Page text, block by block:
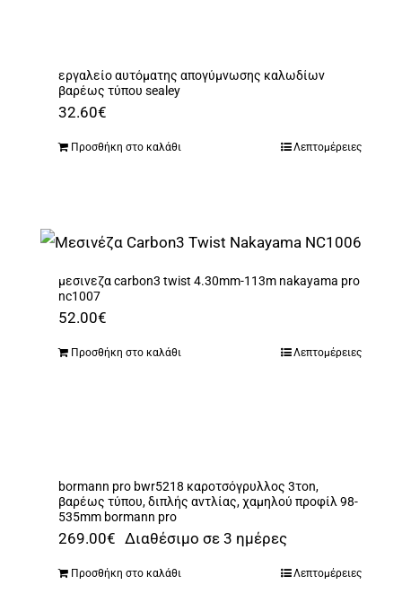
εργαλείο αυτόματης απογύμνωσης καλωδίων
βαρέως τύπου sealey
32.60€
Προσθήκη στο καλάθι Λεπτομέρειες
μεσινεζα carbon3 twist 4.30mm-113m nakayama pro
nc1007
52.00€
Προσθήκη στο καλάθι Λεπτομέρειες
bormann pro bwr5218 καροτσόγρυλλος 3τon,
βαρέως τύπου, διπλής αντλίας, χαμηλού προφίλ 98-
535mm bormann pro
269.00€ Διαθέσιμο σε 3 ημέρες
Προσθήκη στο καλάθι Λεπτομέρειες